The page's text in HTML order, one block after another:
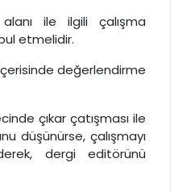
ile ilgili çalışma
etmelidir.
içerisinde değerlendirme
çıkar çatışması ile
düşünürse, çalışmayı
dergi editörünü